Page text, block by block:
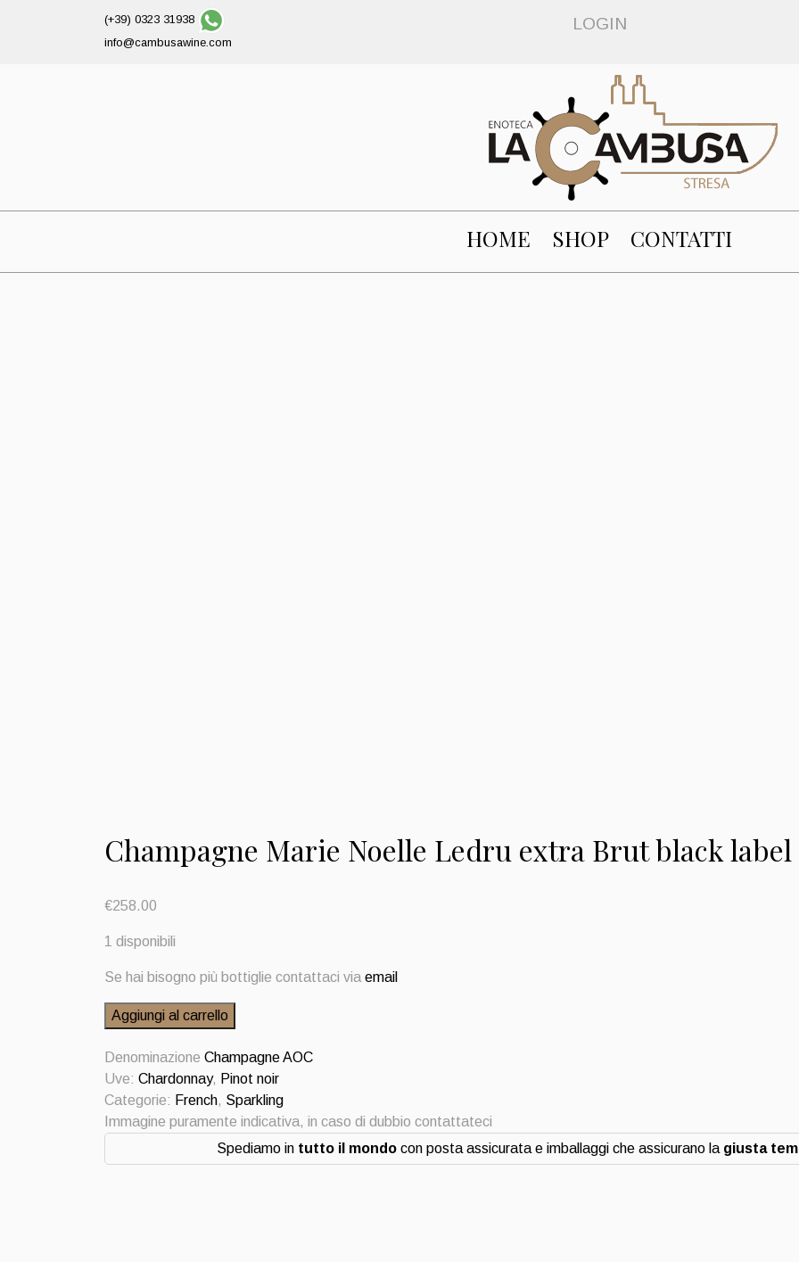
(+39) 0323 31938
info@cambusawine.com
LOGIN
HOME SHOP CONTATTI
Champagne Marie Noelle Ledru extra Brut black label
€258.00
1 disponibili
Se hai bisogno più bottiglie contattaci via email
Champagne
Marie
Noelle
Ledru
extra
Brut
black
label
Aggiungi al carrello
Denominazione Champagne AOC
Uve: Chardonnay, Pinot noir
Categorie: French, Sparkling
Immagine puramente indicativa, in caso di dubbio contattateci
Spediamo in tutto il mondocon posta assicurata e imballaggi che assicurano la giusta